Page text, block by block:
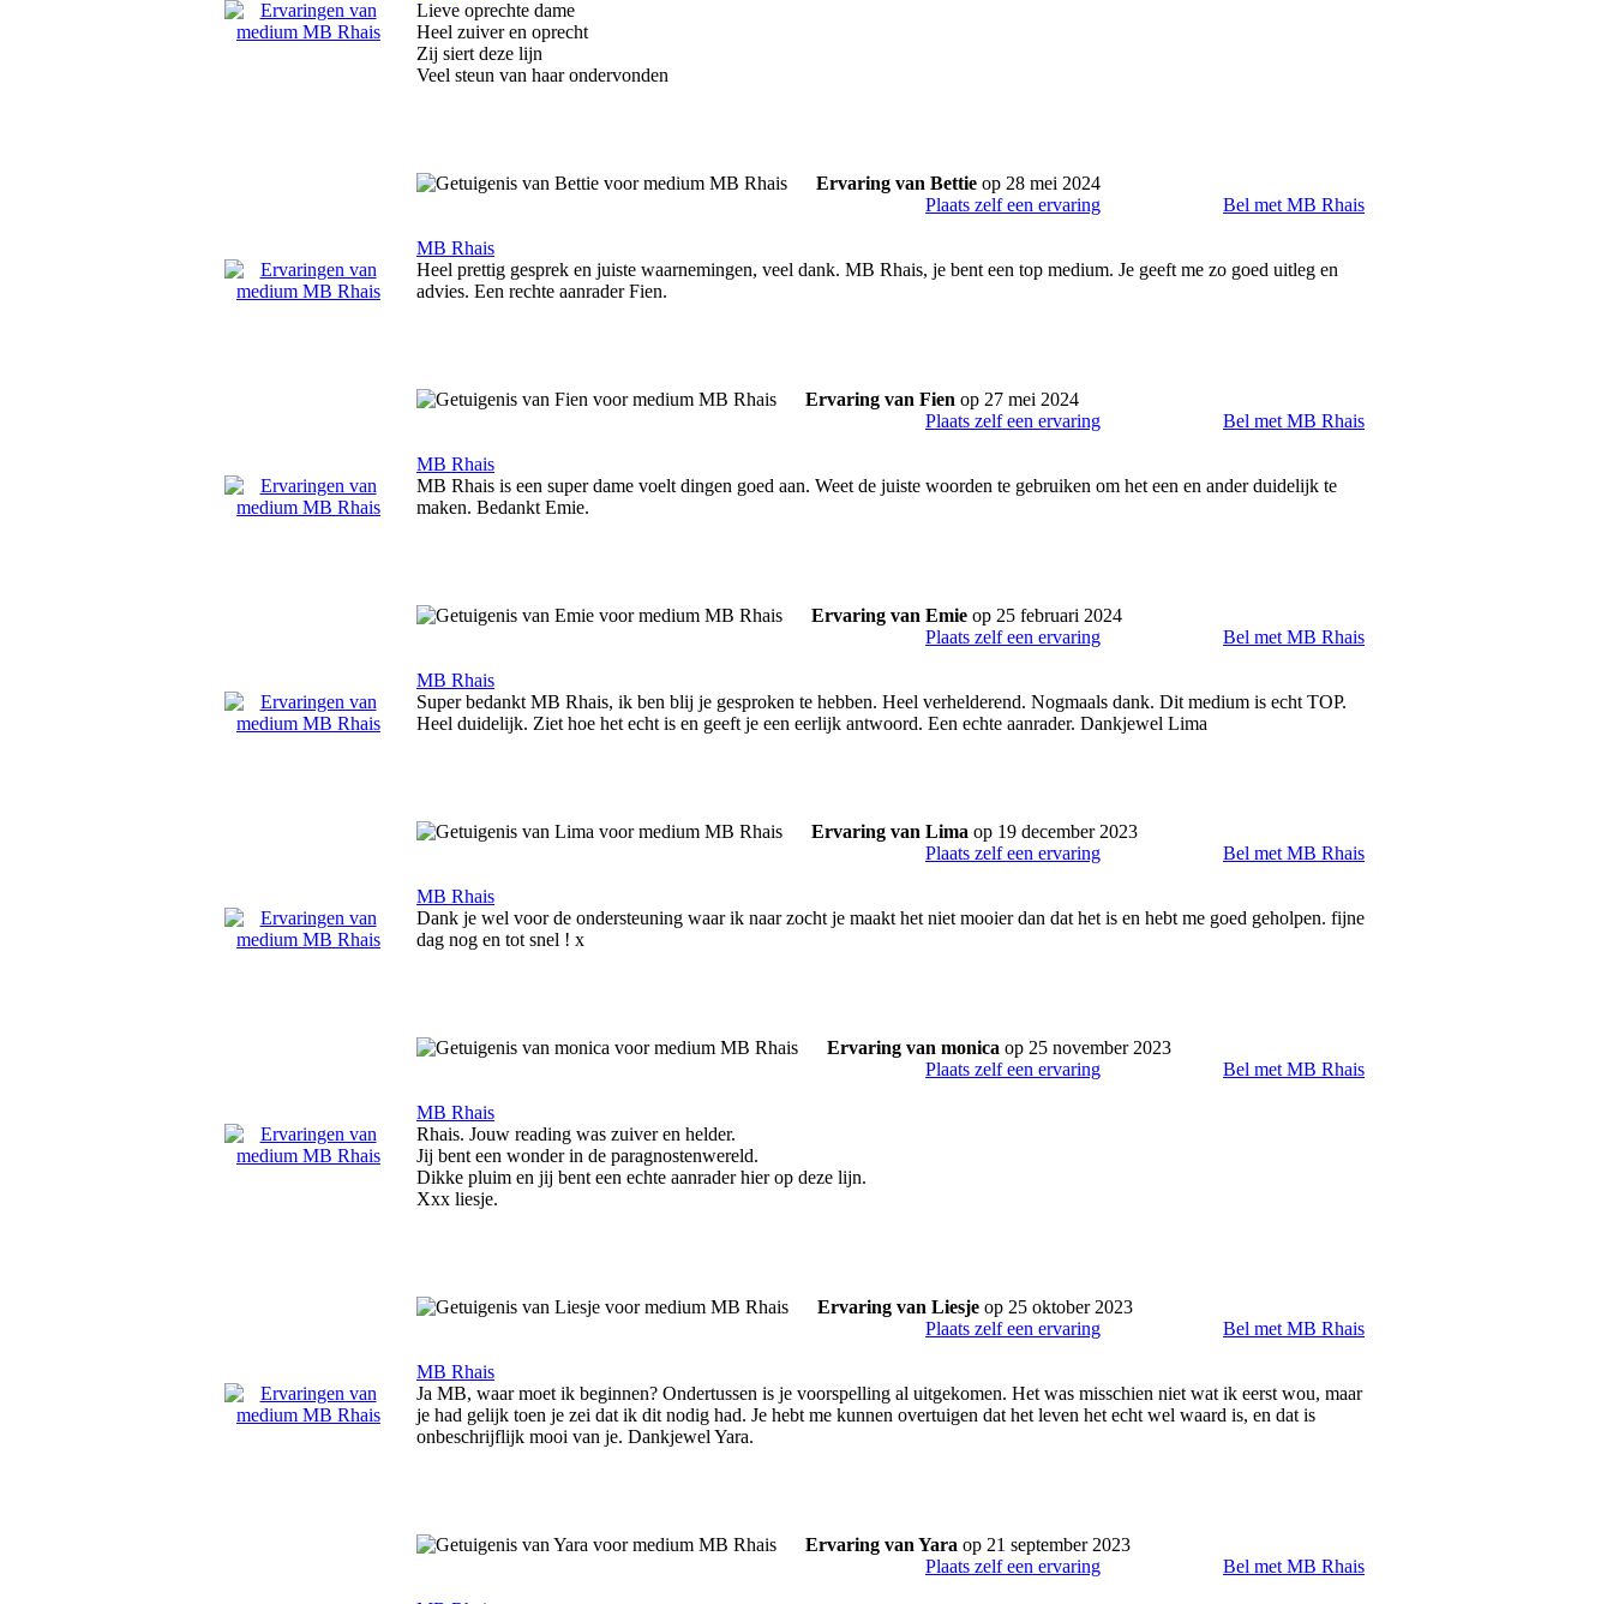
Lieve oprechte dame
Heel zuiver en oprecht
Zij siert deze lijn
Veel steun van haar ondervonden
Ervaring van Bettie op 28 mei 2024
Plaats zelf een ervaring
Bel met MB Rhais
MB Rhais
Heel prettig gesprek en juiste waarnemingen, veel dank. MB Rhais, je bent een top medium. Je geeft me zo goed uitleg en
advies. Een rechte aanrader Fien.
Ervaring van Fien op 27 mei 2024
Plaats zelf een ervaring
Bel met MB Rhais
MB Rhais
MB Rhais is een super dame voelt dingen goed aan. Weet de juiste woorden te gebruiken om het een en ander duidelijk te
maken. Bedankt Emie.
Ervaring van Emie op 25 februari 2024
Plaats zelf een ervaring
Bel met MB Rhais
MB Rhais
Super bedankt MB Rhais, ik ben blij je gesproken te hebben. Heel verhelderend. Nogmaals dank. Dit medium is echt TOP.
Heel duidelijk. Ziet hoe het echt is en geeft je een eerlijk antwoord. Een echte aanrader. Dankjewel Lima
Ervaring van Lima op 19 december 2023
Plaats zelf een ervaring
Bel met MB Rhais
MB Rhais
Dank je wel voor de ondersteuning waar ik naar zocht je maakt het niet mooier dan dat het is en hebt me goed geholpen. fijne
dag nog en tot snel ! x
Ervaring van monica op 25 november 2023
Plaats zelf een ervaring
Bel met MB Rhais
MB Rhais
Rhais. Jouw reading was zuiver en helder.
Jij bent een wonder in de paragnostenwereld.
Dikke pluim en jij bent een echte aanrader hier op deze lijn.
Xxx liesje.
Ervaring van Liesje op 25 oktober 2023
Plaats zelf een ervaring
Bel met MB Rhais
MB Rhais
Ja MB, waar moet ik beginnen? Ondertussen is je voorspelling al uitgekomen. Het was misschien niet wat ik eerst wou, maar
je had gelijk toen je zei dat ik dit nodig had. Je hebt me kunnen overtuigen dat het leven het echt wel waard is, en dat is
onbeschrijflijk mooi van je. Dankjewel Yara.
Ervaring van Yara op 21 september 2023
Plaats zelf een ervaring
Bel met MB Rhais